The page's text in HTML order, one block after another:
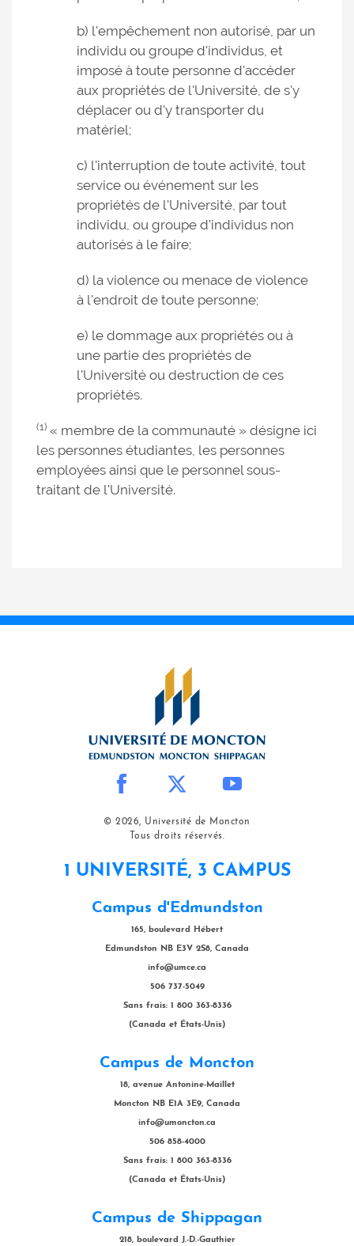
b) l'empêchement non autorisé, par un
individu ou groupe d'individus, et
imposé à toute personne d'accéder
aux propriétés de l'Université, de s'y
déplacer ou d'y transporter du
matériel;
c) l'interruption de toute activité, tout
service ou événement sur les
propriétés de l'Université, par tout
individu, ou groupe d'individus non
autorisés à le faire;
d) la violence ou menace de violence
à l'endroit de toute personne;
e) le dommage aux propriétés ou à
une partie des propriétés de
l'Université ou destruction de ces
propriétés.
(1) « membre de la communauté » désigne ici
les personnes étudiantes, les personnes
employées ainsi que le personnel sous-
traitant de l'Université.
© 2026, Université de Moncton
Tous droits réservés.
1 UNIVERSITÉ, 3 CAMPUS
Campus d'Edmundston
165, boulevard Hébert
Edmundston NB E3V 2S8, Canada
info@umce.ca
506 737-5049
Sans frais: 1 800 363-8336
(Canada et États-Unis)
Campus de Moncton
18, avenue Antonine-Maillet
Moncton NB E1A 3E9, Canada
info@umoncton.ca
506 858-4000
Sans frais: 1 800 363-8336
(Canada et États-Unis)
Campus de Shippagan
218, boulevard J.-D.-Gauthier